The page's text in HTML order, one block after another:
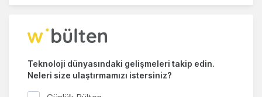
Teknoloji dünyasındaki gelişmeleri takip edin.
Neleri size ulaştırmamızı istersiniz?